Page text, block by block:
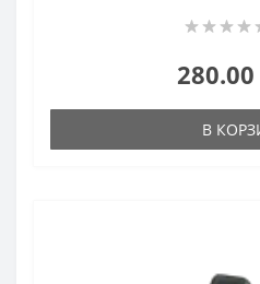
280.00
В